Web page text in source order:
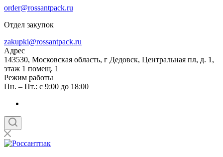
order@rossantpack.ru
Отдел закупок
zakupki@rossantpack.ru
Адрес
143530, Московская область, г Дедовск, Центральная пл, д. 1,
этаж 1 помещ. 1
Режим работы
Пн. – Пт.: с 9:00 до 18:00